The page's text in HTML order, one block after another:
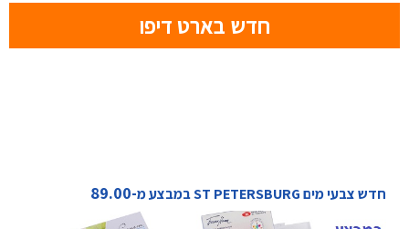
חדש בארט דיפו